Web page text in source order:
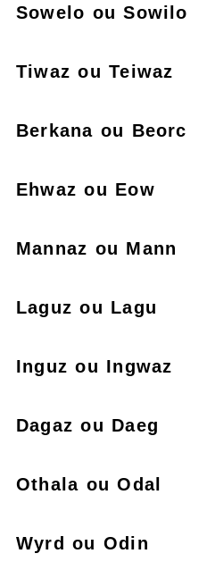
Sowelo ou Sowilo
Tiwaz ou Teiwaz
Berkana ou Beorc
Ehwaz ou Eow
Mannaz ou Mann
Laguz ou Lagu
Inguz ou Ingwaz
Dagaz ou Daeg
Othala ou Odal
Wyrd ou Odin